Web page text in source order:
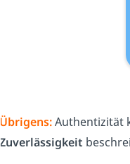
Übrigens:Authentizität
Zuverlässigkeit